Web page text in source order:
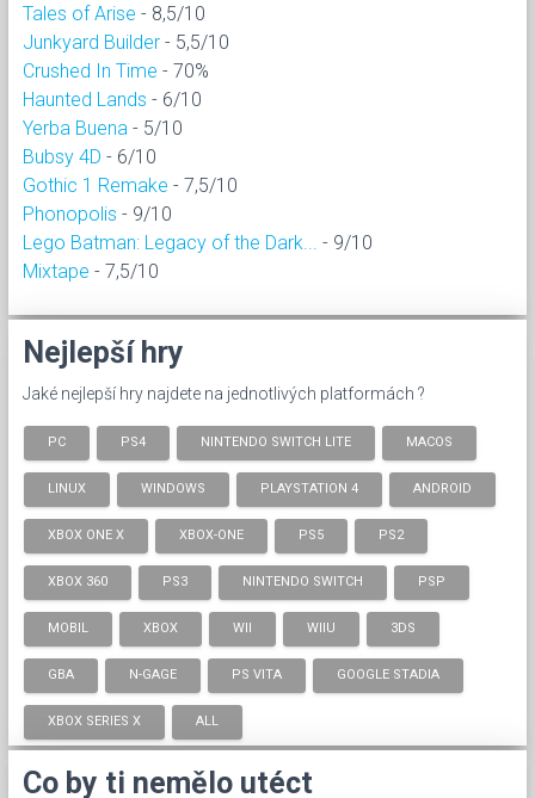
Tales of Arise - 8,5/10
Junkyard Builder - 5,5/10
Crushed In Time - 70%
Haunted Lands - 6/10
Yerba Buena - 5/10
Bubsy 4D - 6/10
Gothic 1 Remake - 7,5/10
Phonopolis - 9/10
Lego Batman: Legacy of the Dark...
- 9/10
Mixtape - 7,5/10
Nejlepší hry
Jaké nejlepší hry najdete na jednotlivých platformách ?
PC PS4 NINTENDO SWITCH LITE MACOS
LINUX WINDOWS PLAYSTATION 4 ANDROID
XBOX ONE X XBOX-ONE PS5 PS2
XBOX 360 PS3 NINTENDO SWITCH PSP
MOBIL XBOX WII WIIU 3DS
GBA N-GAGE PS VITA GOOGLE STADIA
XBOX SERIES X ALL
Co by ti nemělo utéct